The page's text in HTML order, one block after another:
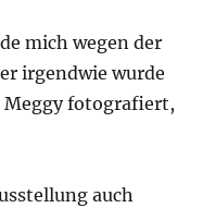
mich wegen der
irgendwie wurde
Meggy fotografiert,
auch